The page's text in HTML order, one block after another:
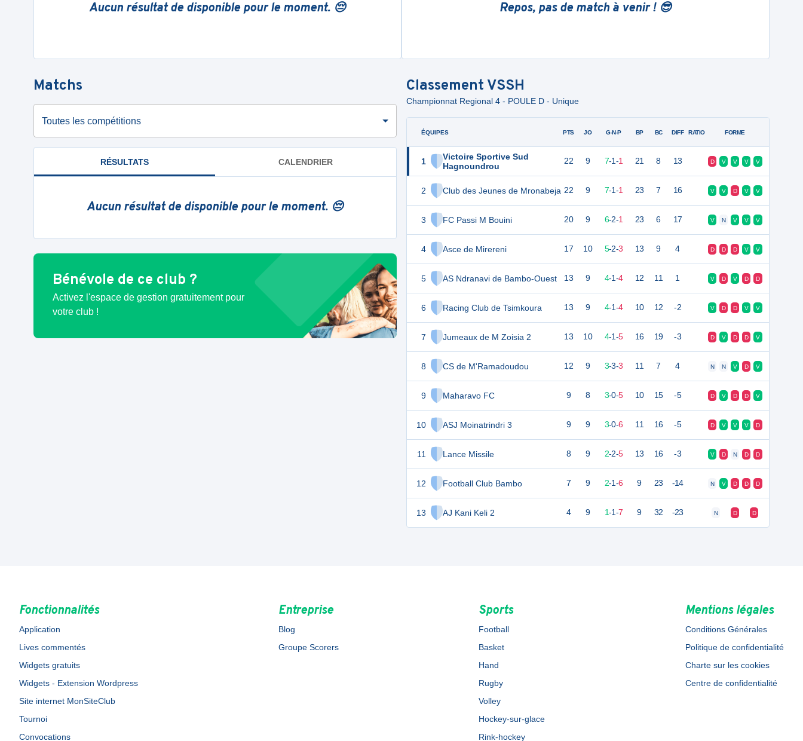
Aucun résultat de disponible pour le moment. 😔 Repos, pas de match à venir ! 😎
Matchs
Toutes les compétitions
RÉSULTATS CALENDRIER
Aucun résultat de disponible pour le moment. 😔
Bénévole de ce club ?
Activez l'espace de gestion gratuitement pour
votre club !
Classement VSSH
Championnat Regional 4 - POULE D - Unique
ÉQUIPES
1
Victoire Sportive Sud
Hagnoundrou
2 Club des Jeunes de Mronabeja
3 FC Passi M Bouini
4 Asce de Mirereni
5 AS Ndranavi de Bambo-Ouest
6 Racing Club de Tsimkoura
7 Jumeaux de M Zoisia 2
8 CS de M'Ramadoudou
9 Maharavo FC
10 ASJ Moinatrindri 3
11 Lance Missile
12 Football Club Bambo
13 AJ Kani Keli 2
PTS JO G-N-P BP BC DIFF RATIO FORME
22 9 7-1-1 21 8 13 D V V V V
22 9 7-1-1 23 7 16 V V D V V
20 9 6-2-1 23 6 17 V N V V V
17 10 5-2-3 13 9 4 D D D V V
13 9 4-1-4 12 11 1 V D V D D
13 9 4-1-4 10 12 -2 V D D V V
13 10 4-1-5 16 19 -3 D V D D V
12 9 3-3-3 11 7 4 N N V D V
9 8 3-0-5 10 15 -5 D V D D V
9 9 3-0-6 11 16 -5 D V V V D
8 9 2-2-5 13 16 -3 V D N D D
7 9 2-1-6 9 23 -14 N V D D D
4 9 1-1-7 9 32 -23 N D D
Fonctionnalités
Application
Lives commentés
Widgets gratuits
Widgets - Extension Wordpress
Site internet MonSiteClub
Tournoi
Convocations
Entreprise
Blog
Groupe Scorers
Sports
Football
Basket
Hand
Rugby
Volley
Hockey-sur-glace
Rink-hockey
Mentions légales
Conditions Générales
Politique de confidentialité
Charte sur les cookies
Centre de confidentialité